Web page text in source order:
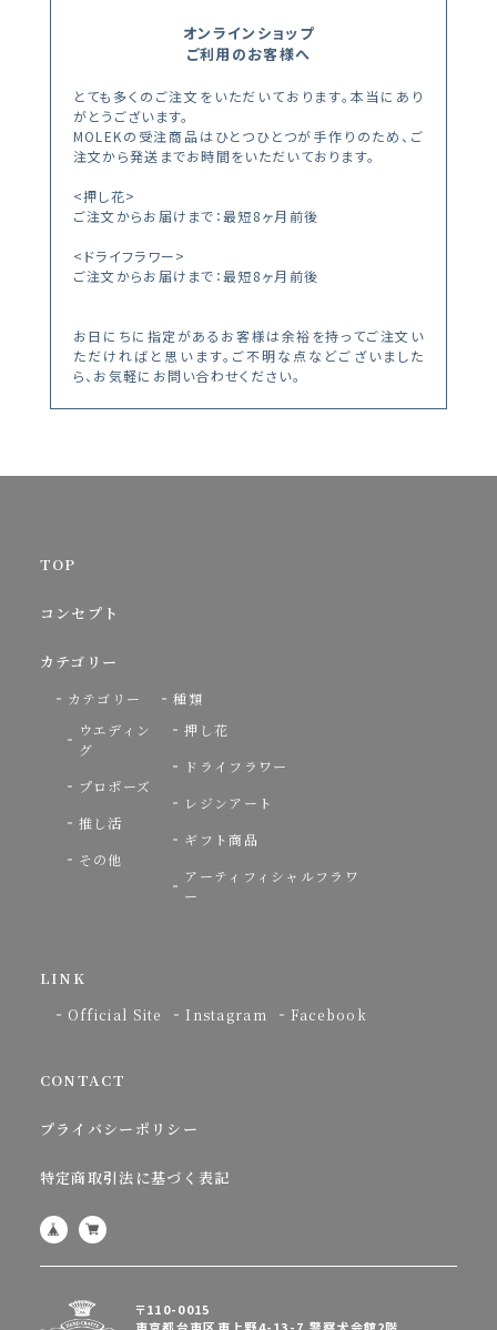
オンラインショップ
ご利用のお客様へ
とても多くのご注文をいただいております。本当にあり
がとうございます。
MOLEKの受注商品はひとつひとつが手作りのため、ご
注文から発送までお時間をいただいております。
<押し花>
ご注文からお届けまで：最短8ヶ月前後
<ドライフラワー>
ご注文からお届けまで：最短8ヶ月前後
お日にちに指定があるお客様は余裕を持ってご注文い
ただければと思います。ご不明な点などございました
ら、お気軽にお問い合わせください。
TOP
コンセプト
カテゴリー
カテゴリー
ウエディン
グ
プロポーズ
推し活
その他
種類
押し花
ドライフラワー
レジンアート
ギフト商品
アーティフィシャルフラワ
ー
LINK
Official Site Instagram Facebook
CONTACT
プライバシーポリシー
特定商取引法に基づく表記
〒110-0015